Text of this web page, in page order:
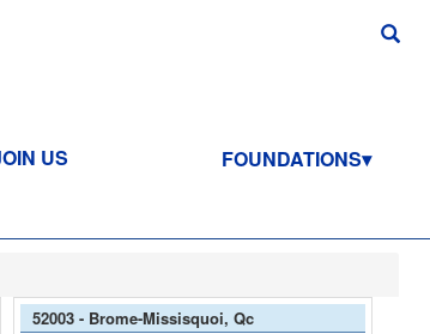
US FOUNDATIONS
52003 - Brome-Missisquoi, Qc